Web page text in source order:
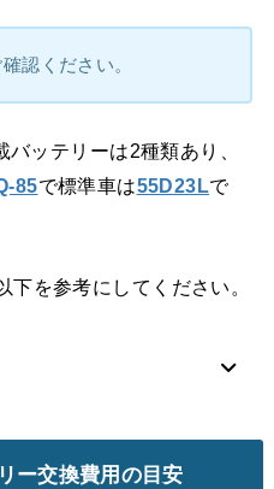
認ください。
ッテリーは2種類あり、
85で標準車は55D23Lで
を参考にしてください。
ー交換費用の目安